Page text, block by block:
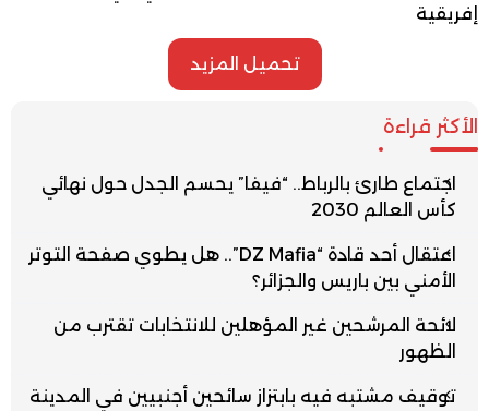
إفريقية
تحميل المزيد
الأكثر قراءة
اجتماع طارئ بالرباط.. “فيفا” يحسم الجدل حول نهائي
كأس العالم 2030
اعتقال أحد قادة “DZ Mafia”.. هل يطوي صفحة التوتر
الأمني بين باريس والجزائر؟
لائحة المرشحين غير المؤهلين للانتخابات تقترب من
الظهور
توقيف مشتبه فيه بابتزاز سائحين أجنبيين في المدينة